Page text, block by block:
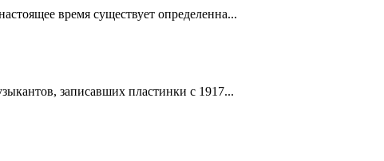
время существует определенна...
записавших пластинки с 1917...